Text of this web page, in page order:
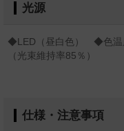
光源
◆LED（昼白色） ◆色温
（光束維持率85％）
仕様・注意事項